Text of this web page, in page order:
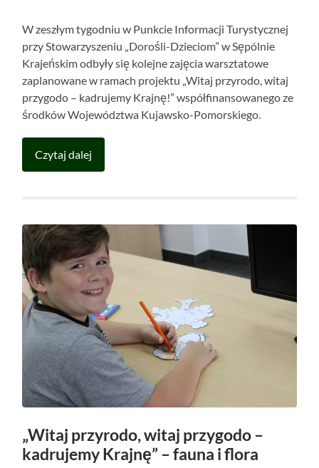
W zeszłym tygodniu w Punkcie Informacji Turystycznej
przy Stowarzyszeniu „Dorośli-Dzieciom” w Sępólnie
Krajeńskim odbyły się kolejne zajęcia warsztatowe
zaplanowane w ramach projektu „Witaj przyrodo, witaj
przygodo – kadrujemy Krajnę!” współfinansowanego ze
środków Województwa Kujawsko-Pomorskiego.
Czytaj dalej
„Witaj przyrodo, witaj przygodo –
kadrujemy Krajnę” – fauna i flora